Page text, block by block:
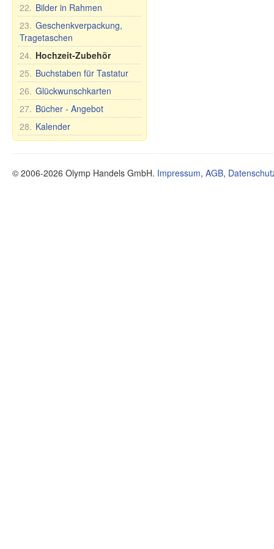
Schneidebretter
Kosmetische Tonerde
Tee und Kräuter
Öle
Gesundheit
Nahrungsergänzungsmittel
Sonstiges
Mundhygiene
Lebensmittel
Schuhe
Ländernamen
Tassen und Becher
Teller, Schalen und
anderes
Teekannen und
Zuckerdosen
Tee- und Tafelsets für 6
Personen
Spielzeuge
Stehaufpuppe
Nevaljashka
Plüschtiere
Spiele
22. Bilder in Rahmen
23. Geschenkverpackung,
Tragetaschen
24. Hochzeit-Zubehör
25. Buchstaben für Tastatur
26. Glückwunschkarten
27. Bücher - Angebot
28. Kalender
© 2006-2026 Olymp Handels GmbH. Impressum, AGB,